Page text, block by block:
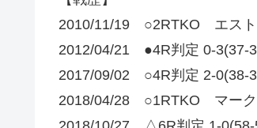
2010/11/19 ○2RTKO エスト
2012/04/21 ●4R判定 0-3(37-
2017/09/02 ○4R判定 2-0(38-
2018/04/28 ○1RTKO マーク